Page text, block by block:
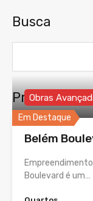
Busca
Em Destaque
Obras
Belém
Boulevard é um…